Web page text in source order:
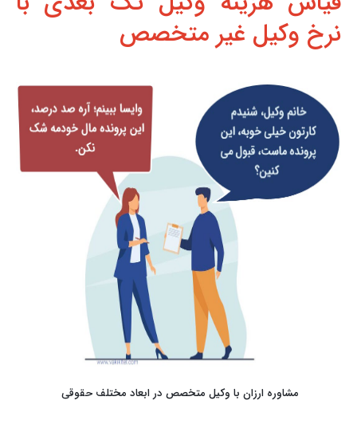
نرخ وکیل غیر متخصص
مشاوره ارزان با وکیل متخصص در ابعاد مختلف حقوقی